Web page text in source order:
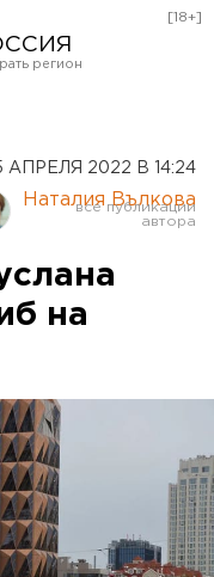
[18+]
АПРЕЛЯ 2022 В 14:24
Наталия Вълкова
на